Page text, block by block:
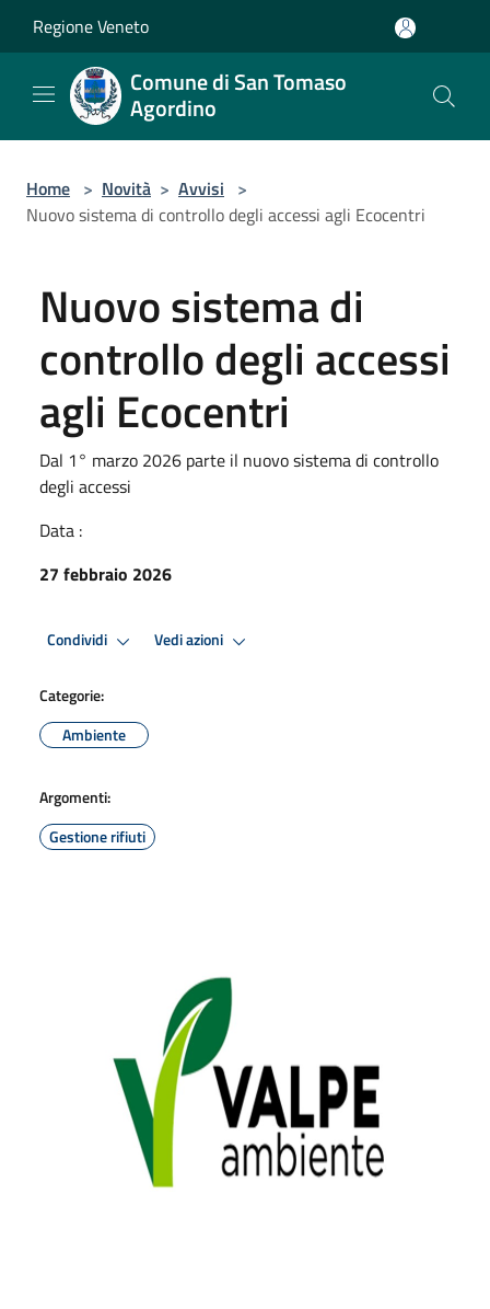
Regione Veneto
Comune di San Tomaso
Agordino
Home > Novità > Avvisi >
Nuovo sistema di controllo degli accessi agli Ecocentri
Nuovo sistema di
controllo degli accessi
agli Ecocentri
Dal 1° marzo 2026 parte il nuovo sistema di controllo
degli accessi
Data :
27 febbraio 2026
Condividi Vedi azioni
Categorie:
Ambiente
Argomenti:
Gestione rifiuti